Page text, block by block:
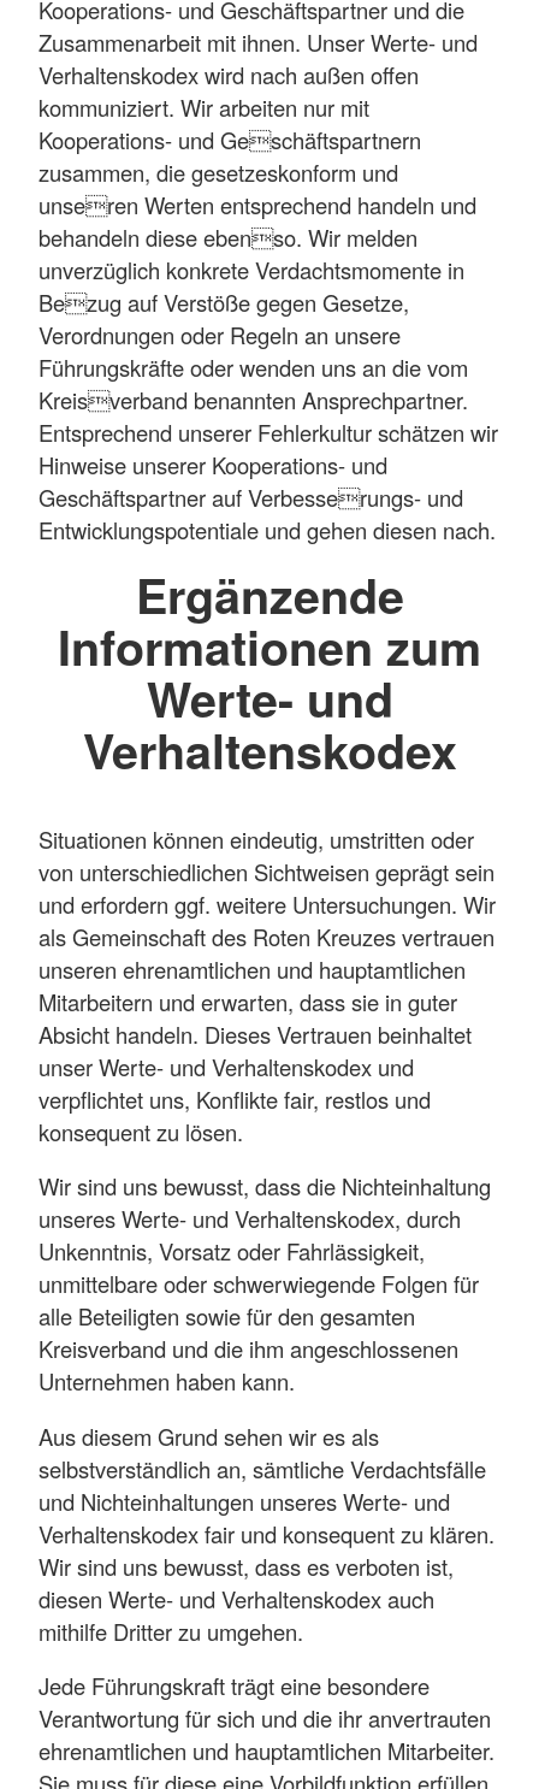
Kooperations- und Geschäftspartner und die
Zusammenarbeit mit ihnen. Unser Werte- und
Verhaltenskodex wird nach außen offen
kommuniziert. Wir arbeiten nur mit
Kooperations- und Geschäftspartnern
zusammen, die gesetzeskonform und
unseren Werten entsprechend handeln und
behandeln diese ebenso. Wir melden
unverzüglich konkrete Verdachtsmomente in
Bezug auf Verstöße gegen Gesetze,
Verordnungen oder Regeln an unsere
Führungskräfte oder wenden uns an die vom
Kreisverband benannten Ansprechpartner.
Entsprechend unserer Fehlerkultur schätzen wir
Hinweise unserer Kooperations- und
Geschäftspartner auf Verbesserungs- und
Entwicklungspotentiale und gehen diesen nach.
Ergänzende
Informationen zum
Werte- und
Verhaltenskodex
Situationen können eindeutig, umstritten oder
von unterschiedlichen Sichtweisen geprägt sein
und erfordern ggf. weitere Untersuchungen. Wir
als Gemeinschaft des Roten Kreuzes vertrauen
unseren ehrenamtlichen und hauptamtlichen
Mitarbeitern und erwarten, dass sie in guter
Absicht handeln. Dieses Vertrauen beinhaltet
unser Werte- und Verhaltenskodex und
verpflichtet uns, Konflikte fair, restlos und
konsequent zu lösen.
Wir sind uns bewusst, dass die Nichteinhaltung
unseres Werte- und Verhaltenskodex, durch
Unkenntnis, Vorsatz oder Fahrlässigkeit,
unmittelbare oder schwerwiegende Folgen für
alle Beteiligten sowie für den gesamten
Kreisverband und die ihm angeschlossenen
Unternehmen haben kann.
Aus diesem Grund sehen wir es als
selbstverständlich an, sämtliche Verdachtsfälle
und Nichteinhaltungen unseres Werte- und
Verhaltenskodex fair und konsequent zu klären.
Wir sind uns bewusst, dass es verboten ist,
diesen Werte- und Verhaltenskodex auch
mithilfe Dritter zu umgehen.
Jede Führungskraft trägt eine besondere
Verantwortung für sich und die ihr anvertrauten
ehrenamtlichen und hauptamtlichen Mitarbeiter.